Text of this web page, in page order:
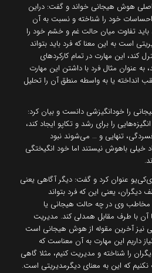
هوش هیجانی خواند و گفت: دراین
خود را شناخته و نسبت به آن
باید تفاوت میان حالت غم و خشم خود را
است به این معنا که فرد باید بتواند
کند، این مهارت در تمام کارکردهای
به عنوان مثال فرد با داشتن این مهارت
انداخته یا به واسطه منطق آن را تحلیل
را خودانگیزشی دانست و بیان کرد:
را برای رشد و تکاپو ایجاد کند،
تنهایی و … می‌شوند نبود
خیلی باهوش نیستند اما خود انگیختگی
عنوان کرد و گفت: دیگر آگاهی یعنی
یعنی این که فرد بتواند
وی در چه حالت هیجانی یا
آن با طرف مقابل همدلی کند. مدیریت
نیز آخرین مقوله از هوش هیجانی است
داریم این مهارت به آن معناست که
را شناخته و مدیریت کنیم، مثلا گاهی
که این به معنای دیگرمدیریتی است.